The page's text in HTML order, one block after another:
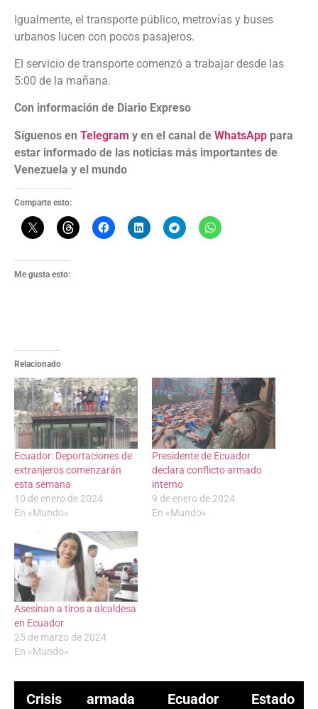
Igualmente, el transporte público, metrovías y buses
urbanos lucen con pocos pasajeros.
El servicio de transporte comenzó a trabajar desde las
5:00 de la mañana.
Con información de Diario Expreso
Síguenos en Telegram y en el canal de WhatsApp para
estar informado de las noticias más importantes de
Venezuela y el mundo
Comparte esto:
Me gusta esto:
Relacionado
Ecuador: Deportaciones de
extranjeros comenzarán
esta semana
10 de enero de 2024
En «Mundo»
Presidente de Ecuador
declara conflicto armado
interno
9 de enero de 2024
En «Mundo»
Asesinan a tiros a alcaldesa
en Ecuador
25 de marzo de 2024
En «Mundo»
Crisis armada Ecuador
Estado